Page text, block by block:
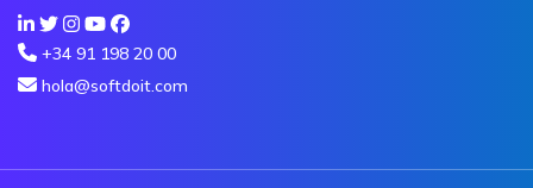
+34 91 198 20 00
hola@softdoit.com